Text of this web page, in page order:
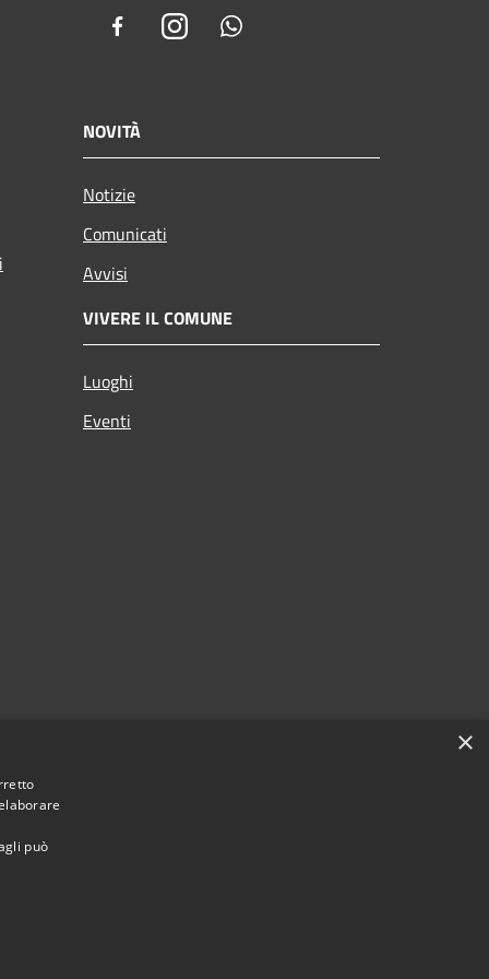
FacebookInstagram
NOVITÀ
Notizie
Comunicati
Avvisi
VIVERE IL COMUNE
Luoghi
Eventi
×
può